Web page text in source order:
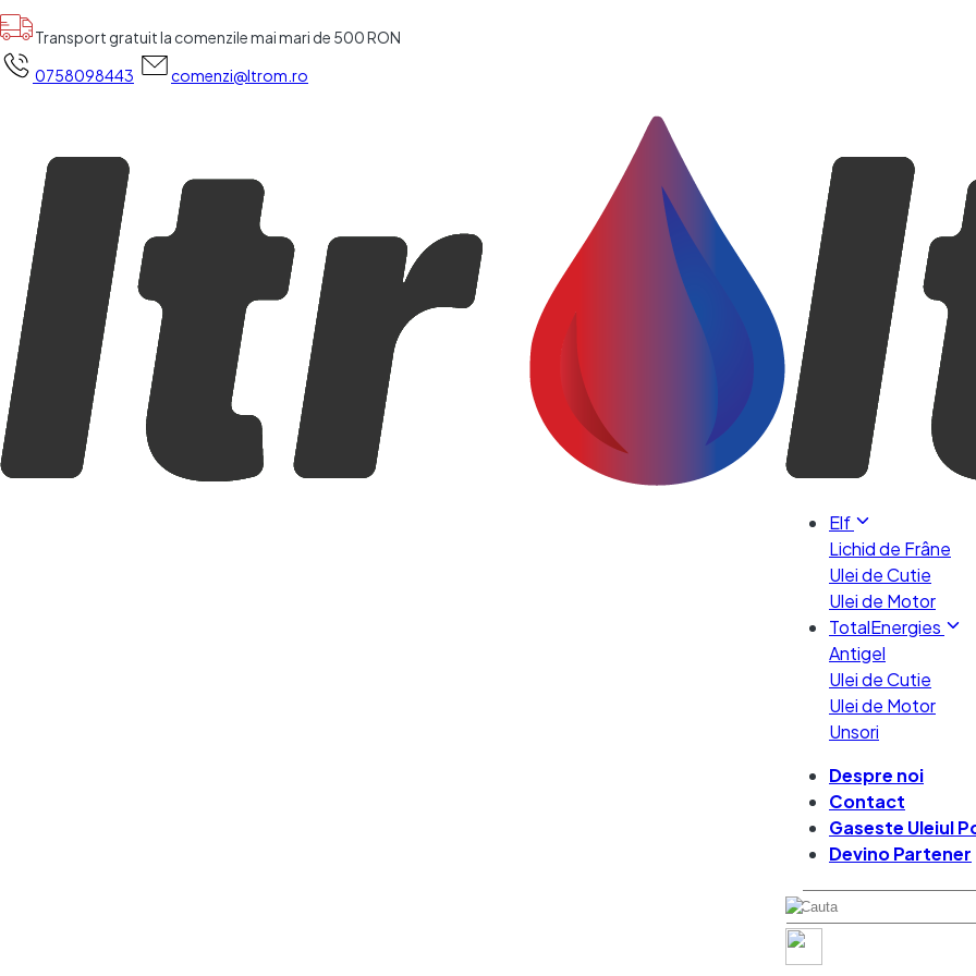
Transport gratuit la comenzile mai mari de 500 RON
0758098443
comenzi@ltrom.ro
Elf
Lichid de Frâne
Ulei de Cutie
Ulei de Motor
TotalEnergies
Antigel
Ulei de Cutie
Ulei de Motor
Unsori
Despre noi
Contact
Gaseste Uleiul
Devino Partener